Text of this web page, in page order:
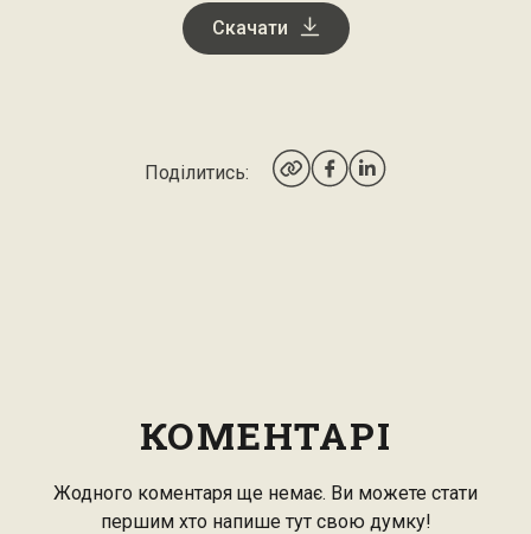
Скачати
Поділитись:
КОМЕНТАРІ
Жодного коментаря ще немає. Ви можете стати
першим хто напише тут свою думку!